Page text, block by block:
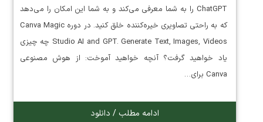
ChatGPT را به شما معرفی می‌کند و به شما این امکان را می‌دهد
که به راحتی تصاویری خیره‌کننده خلق کنید. در دوره Canva Magic
Studio AI and GPT. Generate Text, Images, Videos چه چیزی
یاد خواهید گرفت؟ آنچه خواهید آموخت: از هوش مصنوعی
Canva برای…
ادامه مطلب / دانلود